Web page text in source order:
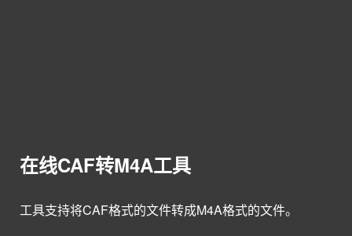
在线CAF转M4A工具
工具支持将CAF格式的文件转成M4A格式的文件。